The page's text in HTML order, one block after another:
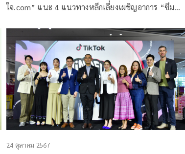
ใจ.com” แนะ 4 แนวทางหลีกเลี่ยงเผชิญอาการ “ซึม
24 ตุลาคม 2567